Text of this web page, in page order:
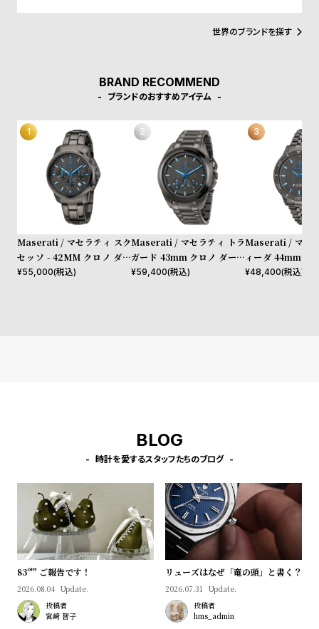
g
p
P
e
時
計
保
証
刻
印
サ
ー
念は自動車のみならず、ウォッチやジュエリーコレクションにも色
濃く反映され、精緻なデザインと力強さが絶妙に融合したアイテム
世界のブランドを探す
BRAND RECOMMEND
ブランドのおすすめアイテム
Maserati / マセラティ スク
セッソ - 42MM クロノ ダー
クガン ダイヤル ダークガン
¥55,000(税込)
Maserati / マセラティ トラ
ガード 43mm クロノ ダーク
ガン ダイヤル ダークガン ブ
¥59,400(税込)
Maserati / マセ
ィーダ 44mm ダ
イヤル ダークガ
¥48,400(税込)
BLOG
時計を愛するスタッフたちのブログ
83º'" ご報告です！
2026.08.04 Update.
投稿者
宮﨑 智子
リューズはなぜ「竜の頭」と書く？
2026.07.31 Update.
投稿者
hms_admin